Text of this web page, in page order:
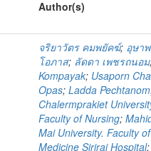
Author(s)
จริยาวัตร คมพยัคฆ์; อุษา
โอภาส; ลัดดา เพชรถนอม
Kompayak; Usaporn
Opas; Ladda Pechtanom
Chalermprakiet
Faculty of Nursing;
Mai University. Faculty
Medicine Siriraj Hospital;